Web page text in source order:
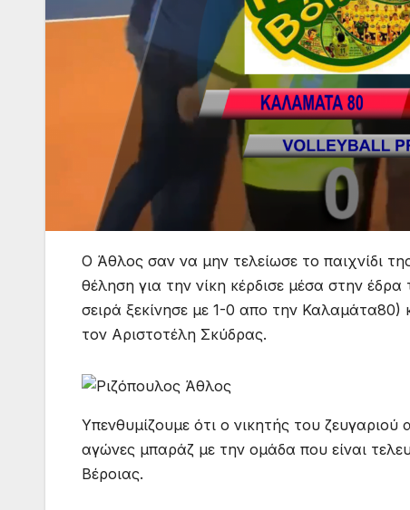
Ο Άθλος σαν να μην τελείωσε το παιχνίδι
θέληση για την νίκη κέρδισε μέσα στην
σειρά ξεκίνησε με 1-0 απο την Καλαμάτα80)
τον Αριστοτέλη Σκύδρας.
Υπενθυμίζουμε ότι ο νικητής του
αγώνες μπαράζ με την ομάδα που είναι
Βέροιας.